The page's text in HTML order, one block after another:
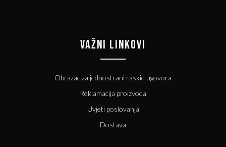
VAŽNI LINKOVI
Obrazac za jednostrani raskid ugovora
Reklamacija proizvoda
Uvjeti poslovanja
Dostava